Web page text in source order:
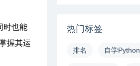
时也能
握其运
热门标签
排名 自学Python